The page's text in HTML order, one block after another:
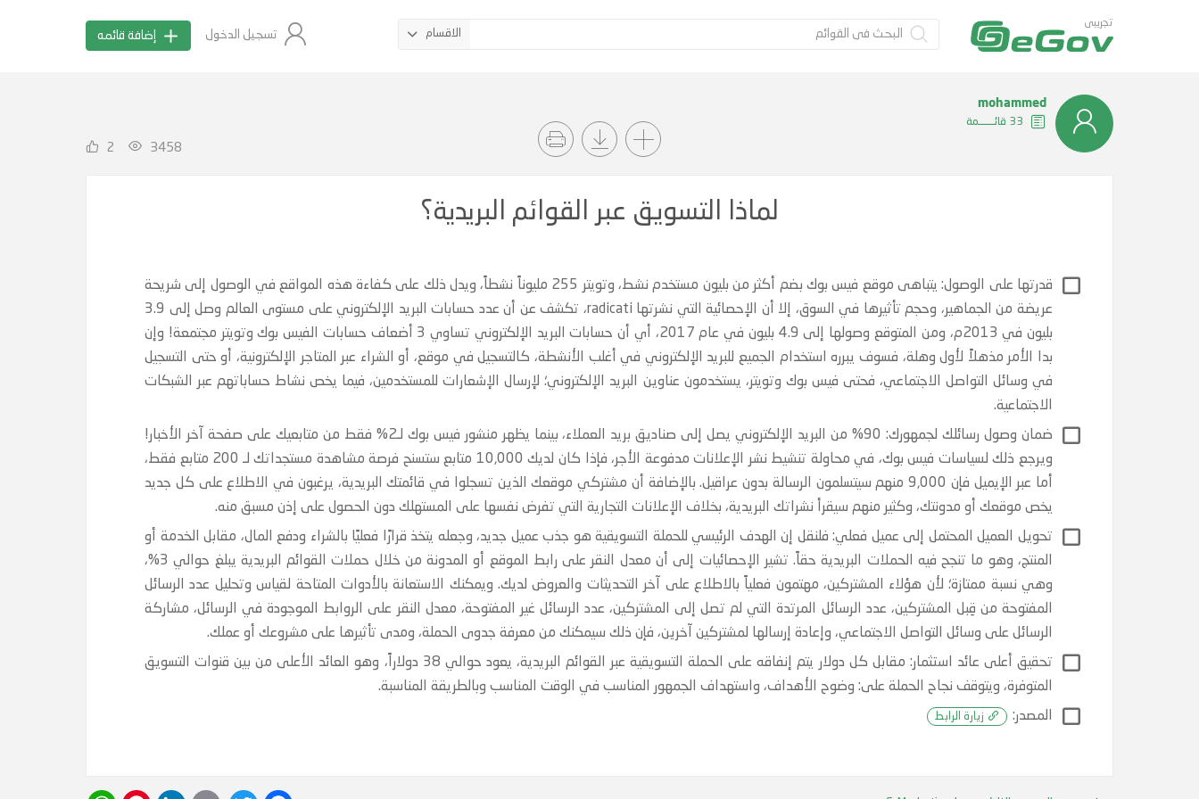
تجريبى
الاقسام إضافة قائمه تسجيل الدخول
mohammed
2 3458
لماذا التسويق عبر القوائم البريدية؟
قدرتها على الوصول: يتباهى موقع فيس بوك بضم أكثر من بليون مستخدم نشط، وتويتر 255 مليوناً نشطاً، ويدل ذلك على كفاءة هذه المواقع في الوصول إلى شريحة
عريضة من الجماهير، وحجم تأثيرها في السوق، إلا أن الإحصائية التي نشرتها radicati، تكشف عن أن عدد حسابات البريد الإلكتروني على مستوى العالم وصل إلى 3.9
بليون في 2013م، ومن المتوقع وصولها إلى 4.9 بليون في عام 2017، أي أن حسابات البريد الإلكتروني تساوي 3 أضعاف حسابات الفيس بوك وتويتر مجتمعة! وإن
بدا الأمر مذهلاً لأول وهلة، فسوف يبرره استخدام الجميع للبريد الإلكتروني في أغلب الأنشطة، كالتسجيل في موقع، أو الشراء عبر المتاجر الإلكترونية، أو حتى التسجيل
في وسائل التواصل الاجتماعي، فحتى فيس بوك وتويتر، يستخدمون عناوين البريد الإلكتروني؛ لإرسال الإشعارات للمستخدمين، فيما يخص نشاط حساباتهم عبر الشبكات
الاجتماعية.
ضمان وصول رسائلك لجمهورك: 90% من البريد الإلكتروني يصل إلى صناديق بريد العملاء، بينما يظهر منشور فيس بوك لـ2% فقط من متابعيك على صفحة آخر الأخبار!
ويرجع ذلك لسياسات فيس بوك، في محاولة تنشيط نشر الإعلانات مدفوعة الأجر، فإذا كان لديك 10,000 متابع ستسنح فرصة مشاهدة مستجداتك لـ 200 متابع فقط،
أما عبر الإيميل فإن 9,000 منهم سيتسلمون الرسالة بدون عراقيل. بالإضافة أن مشتركي موقعك الذين تسجلوا في قائمتك البريدية، يرغبون في الاطلاع على كل جديد
يخص موقعك أو مدونتك، وكثير منهم سيقرأ نشراتك البريدية، بخلاف الإعلانات التجارية التي تفرض نفسها على المستهلك دون الحصول على إذن مسبق منه.
تحويل العميل المحتمل إلى عميل فعلي: فلنقل إن الهدف الرئيسي للحملة التسويقية هو جذب عميل جديد، وجعله يتخذ قرارًا فعليًا بالشراء ودفع المال، مقابل الخدمة أو
المنتج، وهو ما تنجح فيه الحملات البريدية حقاً. تشير الإحصائيات إلى أن معدل النقر على رابط الموقع أو المدونة من خلال حملات القوائم البريدية يبلغ حوالي 3%،
وهي نسبة ممتازة؛ لأن هؤلاء المشتركين، مهتمون فعلياً بالاطلاع على آخر التحديثات والعروض لديك. ويمكنك الاستعانة بالأدوات المتاحة لقياس وتحليل عدد الرسائل
المفتوحة من قِبل المشتركين، عدد الرسائل المرتدة التي لم تصل إلى المشتركين، عدد الرسائل غير المفتوحة، معدل النقر على الروابط الموجودة في الرسائل، مشاركة
الرسائل على وسائل التواصل الاجتماعي، وإعادة إرسالها لمشتركين آخرين، فإن ذلك سيمكنك من معرفة جدوى الحملة، ومدى تأثيرها على مشروعك أو عملك.
تحقيق أعلى عائد استثمار: مقابل كل دولار يتم إنفاقه على الحملة التسويقية عبر القوائم البريدية، يعود حوالي 38 دولاراً، وهو العائد الأعلى من بين قنوات التسويق
المتوفرة، ويتوقف نجاح الحملة على: وضوح الأهداف، واستهداف الجمهور المناسب في الوقت المناسب وبالطريقة المناسبة.
المصدر: زيارة الرابط